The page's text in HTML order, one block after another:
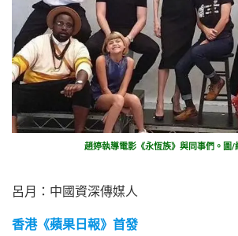
趙婷執導電影《永恆族》與同事們。圖/
呂月：中國資深傳媒人
香港《蘋果日報》首發